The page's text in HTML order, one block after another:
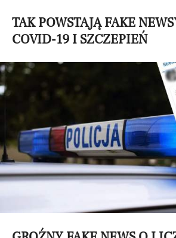
TAK POWSTAJĄ FAKE
COVID-19 I SZCZEPIEŃ